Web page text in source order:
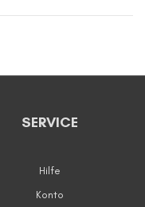
SERVICE
Hilfe
Konto